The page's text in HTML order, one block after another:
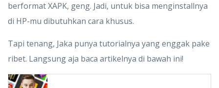
berformat XAPK, geng. Jadi, untuk bisa menginstallnya
di HP-mu dibutuhkan cara khusus.
Tapi tenang, Jaka punya tutorialnya yang enggak pake
ribet. Langsung aja baca artikelnya di bawah ini!